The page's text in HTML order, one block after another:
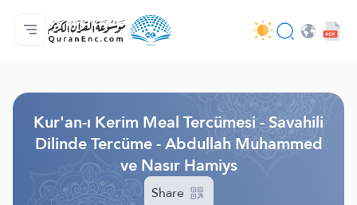
Anasayfa
Mealler Fihristi
Audio
Geliştirici Hizmetleri - API
Proje Hakkında
Biz bilen hab
Geçerli dil
Kur'an-ı Kerim Meal Tercümesi - Savahili
Dilinde Tercüme - Abdullah Muhammed
ve Nasır Hamiys
Share